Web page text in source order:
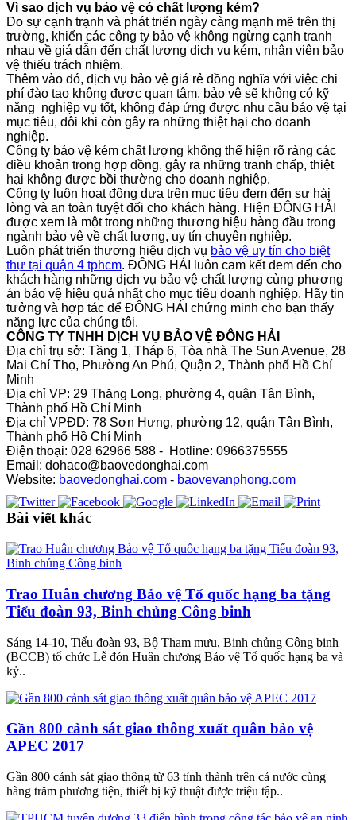
Vì sao dịch vụ bảo vệ có chất lượng kém?
Do sự cạnh trạnh và phát triển ngày càng mạnh mẽ trên thị
trường, khiến các công ty bảo vệ không ngừng cạnh tranh
nhau về giá dẫn đến chất lượng dịch vụ kém, nhân viên bảo
vệ thiếu trách nhiệm.
Thêm vào đó, dịch vụ bảo vệ giá rẻ đồng nghĩa với việc chi
phí đào tạo không được quan tâm, bảo vệ sẽ không có kỹ
năng nghiệp vụ tốt, không đáp ứng được nhu cầu bảo vệ tại
mục tiêu, đôi khi còn gây ra những thiệt hại cho doanh
nghiệp.
Công ty bảo vệ kém chất lượng không thể hiện rõ ràng các
điều khoản trong hợp đồng, gây ra những tranh chấp, thiệt
hại không được bồi thường cho doanh nghiệp.
Công ty luôn hoạt động dựa trên mục tiêu đem đến sự hài
lòng và an toàn tuyệt đối cho khách hàng. Hiện ĐÔNG HẢI
được xem là một trong những thương hiệu hàng đầu trong
ngành bảo vệ về chất lượng, uy tín chuyên nghiệp.
Luôn phát triển thương hiệu dịch vụ bảo vệ uy tín cho biệt
thự tại quận 4 tphcm. ĐÔNG HẢI
luôn cam kết đem đến cho
khách hàng những dịch vụ bảo vệ chất lượng cùng phương
án bảo vệ hiệu quả nhất cho mục tiêu doanh nghiệp. Hãy tin
tưởng và hợp tác để ĐÔNG HẢI chứng minh cho bạn thấy
năng lực của chúng tôi.
CÔNG TY TNHH DỊCH VỤ BẢO VỆ ĐÔNG HẢI
Địa chỉ trụ sở: Tầng 1, Tháp 6, Tòa nhà The Sun Avenue, 28
Mai Chí Thọ, Phường An Phú, Quận 2, Thành phố Hồ Chí
Minh
Địa chỉ VP: 29 Thăng Long, phường 4, quận Tân Bình,
Thành phố Hồ Chí Minh
Địa chỉ VPĐD: 78 Sơn Hưng, phường 12, quận Tân Bình,
Thành phố Hồ Chí Minh
Điện thoại: 028 62966 588 - Hotline: 0966375555
Email: dohaco@baovedonghai.com
Website: baovedonghai.com - baovevanphong.com
Bài viết khác
Trao Huân chương Bảo vệ Tổ quốc hạng ba tặng
Tiểu đoàn 93, Binh chủng Công binh
Sáng 14-10, Tiểu đoàn 93, Bộ Tham mưu, Binh chủng Công binh
(BCCB) tổ chức Lễ đón Huân chương Bảo vệ Tổ quốc hạng ba và
kỷ..
Gần 800 cảnh sát giao thông xuất quân bảo vệ
APEC 2017
Gần 800 cảnh sát giao thông từ 63 tỉnh thành trên cả nước cùng
hàng trăm phương tiện, thiết bị kỹ thuật được triệu tập..